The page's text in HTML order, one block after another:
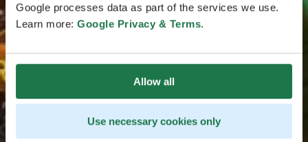
Google processes data as part of the services we use.
Learn more: Google Privacy & Terms.
Allow all
Use necessary cookies only